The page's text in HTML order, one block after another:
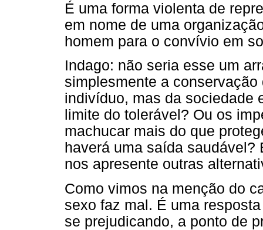
É uma forma violenta de
em nome de uma
homem para o convívio em
Indago: não seria esse um
simplesmente a
indivíduo, mas da sociedade
limite do tolerável? Ou os
machucar mais do que
haverá uma saída
nos apresente outras
Como vimos na menção do
sexo faz mal. É uma
se prejudicando, a ponto de